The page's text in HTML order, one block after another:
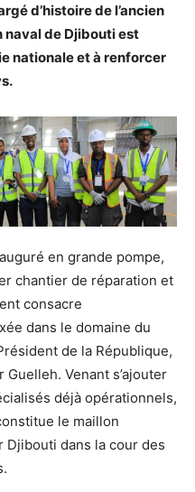
d’histoire de l’ancien
naval de Djibouti est
nationale et à renforcer
en grande pompe,
chantier de réparation et
consacre
dans le domaine du
de la République,
Guelleh. Venant s’ajouter
déjà opérationnels,
le maillon
Djibouti dans la cour des